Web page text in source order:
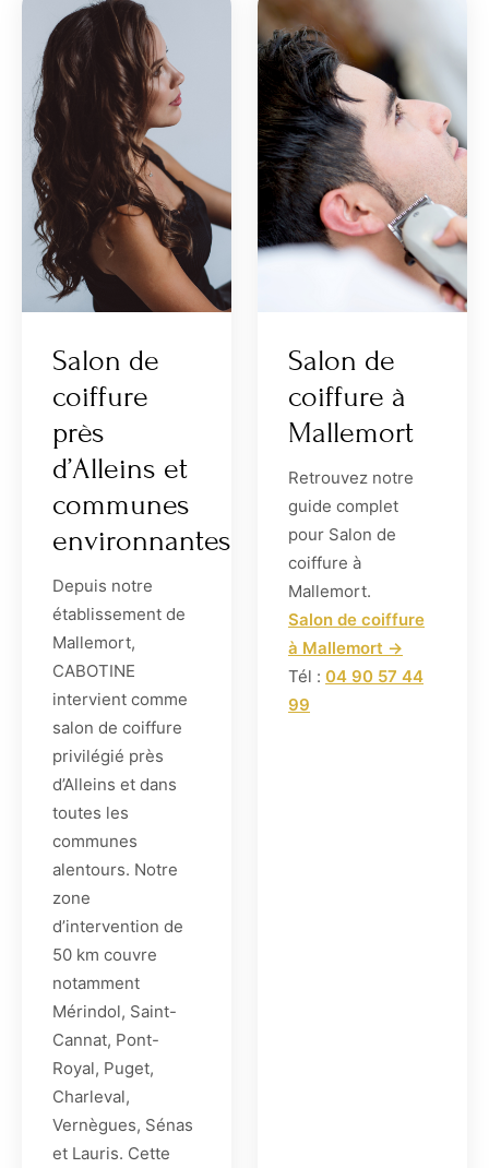
Salon de
coiffure
près
d’Alleins et
communes
environnantes
Depuis notre
établissement de
Mallemort,
CABOTINE
intervient comme
salon de coiffure
privilégié près
d’Alleins et dans
toutes les
communes
alentours. Notre
zone
d’intervention de
50 km couvre
notamment
Mérindol, Saint-
Cannat, Pont-
Royal, Puget,
Charleval,
Vernègues, Sénas
et Lauris. Cette
Salon de
coiffure à
Mallemort
Retrouvez notre
guide complet
pour Salon de
coiffure à
Mallemort.
Salon de coiffure
à Mallemort →
Tél : 04 90 57 44
99